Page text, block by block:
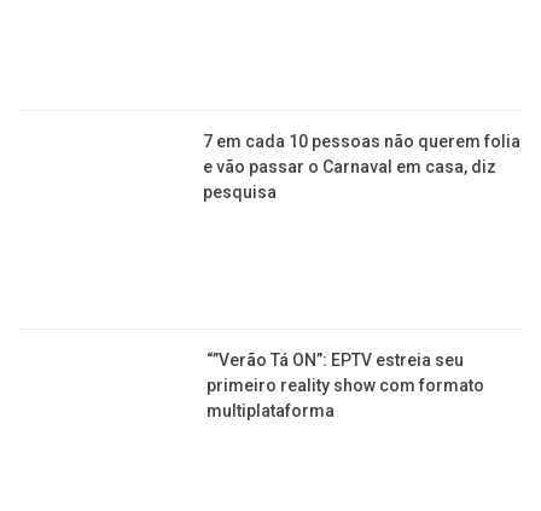
7 em cada 10 pessoas não querem folia
e vão passar o Carnaval em casa, diz
pesquisa
“”Verão Tá ON”: EPTV estreia seu
primeiro reality show com formato
multiplataforma